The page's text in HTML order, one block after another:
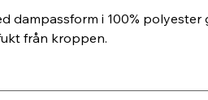
dampassform i 100%
från kroppen.